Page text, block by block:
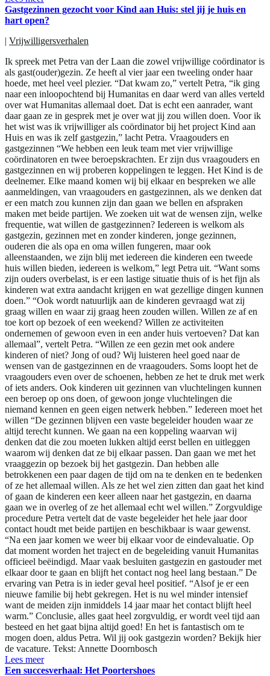
Gastgezinnen gezocht voor Kind aan Huis: stel jij je huis en
hart open?
| Vrijwilligersverhalen
Ik spreek met Petra van der Laan die zowel vrijwillige coördinator is
als gast(ouder)gezin. Ze heeft al vier jaar een tweeling onder haar
hoede, met heel veel plezier. “Dat kwam zo,” vertelt Petra, “ik ging
naar een inloopochtend bij Humanitas en daar werd van alles verteld
over wat Humanitas allemaal doet. Dat is echt een aanrader, want
daar gaan ze in gesprek met je over wat jij zou willen doen. Voor ik
het wist was ik vrijwilliger als coördinator bij het project Kind aan
Huis en was ik zelf gastgezin,” lacht Petra. Vraagouders en
gastgezinnen “We hebben een leuk team met vier vrijwillige
coördinatoren en twee beroepskrachten. Er zijn dus vraagouders en
gastgezinnen en wij proberen koppelingen te leggen. Het Kind is de
deelnemer. Elke maand komen wij bij elkaar en bespreken we alle
aanmeldingen, van vraagouders en gastgezinnen, als we denken dat
er een match zou kunnen zijn dan gaan we bellen en afspraken
maken met beide partijen. We zoeken uit wat de wensen zijn, welke
frequentie, wat willen de gastgezinnen? Iedereen is welkom als
gastgezin, gezinnen met en zonder kinderen, jonge gezinnen,
ouderen die als opa en oma willen fungeren, maar ook
alleenstaanden, we zijn blij met iedereen die kinderen een tweede
huis willen bieden, iedereen is welkom,” legt Petra uit. “Want soms
zijn ouders overbelast, is er een lastige situatie thuis of is het fijn als
kinderen wat extra aandacht krijgen en wat gezellige dingen kunnen
doen.” “Ook wordt natuurlijk aan de kinderen gevraagd wat zij
graag willen en waar zij graag heen zouden willen. Willen ze af en
toe kort op bezoek of een weekend? Willen ze activiteiten
ondernemen of gewoon even in een ander huis vertoeven? Dat kan
allemaal”, vertelt Petra. “Willen ze een gezin met ook andere
kinderen of niet? Jong of oud? Wij luisteren heel goed naar de
wensen van de gastgezinnen en de vraagouders. Soms loopt het de
vraagouders even over de schoenen, hebben ze het te druk met werk
of iets anders. Ook kinderen uit gezinnen van vluchtelingen kunnen
een beroep op ons doen, of gewoon jonge vluchtelingen die
niemand kennen en geen eigen netwerk hebben.” Iedereen moet het
willen “De gezinnen blijven een vaste begeleider houden waar ze
altijd terecht kunnen. We gaan na een koppeling waarvan wij
denken dat die zou moeten lukken altijd eerst bellen en uitleggen
waarom wij denken dat ze bij elkaar passen. Dan gaan we met het
vraaggezin op bezoek bij het gastgezin. Dan hebben alle
betrokkenen een paar dagen de tijd om na te denken en te bedenken
of ze het allemaal willen. Als ze het wel zien zitten dan gaat het kind
of gaan de kinderen een keer alleen naar het gastgezin, en daarna
gaan we in overleg of ze het allemaal echt wel willen.” Zorgvuldige
procedure Petra vertelt dat de vaste begeleider het hele jaar door
contact houdt met beide partijen en beschikbaar is waar gewenst.
“Na een jaar komen we weer bij elkaar voor de eindevaluatie. Op
dat moment worden het traject en de begeleiding vanuit Humanitas
officieel beëindigd. Maar vaak besluiten gastgezin en gastouder met
elkaar door te gaan en blijft het contact nog heel lang bestaan.” De
ervaring van Petra is in ieder geval heel positief. “Alsof je er een
nieuwe familie bij hebt gekregen. Het is nu wel minder intensief
want de meiden zijn inmiddels 14 jaar maar het contact blijft heel
warm.” Conclusie, alles gaat heel zorgvuldig, er wordt veel tijd aan
besteed en het gaat bijna altijd goed! En het is fantastisch om te
mogen doen, aldus Petra. Wil jij ook gastgezin worden? Bekijk hier
de vacature. Tekst: Annette Doornbosch
Lees meer
Een succesverhaal: Het Poortershoes